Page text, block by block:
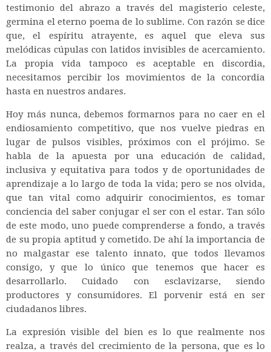
testimonio del abrazo a través del magisterio celeste,
germina el eterno poema de lo sublime. Con razón se dice
que, el espíritu atrayente, es aquel que eleva sus
melódicas cúpulas con latidos invisibles de acercamiento.
La propia vida tampoco es aceptable en discordia,
necesitamos percibir los movimientos de la concordia
hasta en nuestros andares.
Hoy más nunca, debemos formarnos para no caer en el
endiosamiento competitivo, que nos vuelve piedras en
lugar de pulsos visibles, próximos con el prójimo. Se
habla de la apuesta por una educación de calidad,
inclusiva y equitativa para todos y de oportunidades de
aprendizaje a lo largo de toda la vida; pero se nos olvida,
que tan vital como adquirir conocimientos, es tomar
conciencia del saber conjugar el ser con el estar. Tan sólo
de este modo, uno puede comprenderse a fondo, a través
de su propia aptitud y cometido. De ahí la importancia de
no malgastar ese talento innato, que todos llevamos
consigo, y que lo único que tenemos que hacer es
desarrollarlo. Cuidado con esclavizarse, siendo
productores y consumidores. El porvenir está en ser
ciudadanos libres.
La expresión visible del bien es lo que realmente nos
realza, a través del crecimiento de la persona, que es lo